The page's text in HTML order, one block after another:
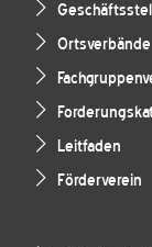
Ortsverbände
Leitfaden
Förderverein